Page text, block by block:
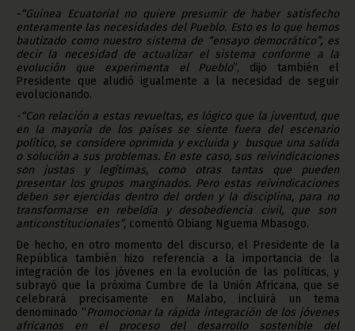
-“Guinea Ecuatorial no quiere presumir de haber satisfecho
enteramente las necesidades del Pueblo. Esto es lo que hemos
bautizado como nuestro sistema de “ensayo democrático”, es
decir la necesidad de actualizar el sistema conforme a la
evolución que experimenta el Pueblo”, dijo también el
Presidente que aludió igualmente a la necesidad de seguir
evolucionando.
-“Con relación a estas revueltas, es lógico que la juventud, que
en la mayoría de los países se siente fuera del escenario
político, se considere oprimida y excluida y busque una salida
o solución a sus problemas. En este caso, sus reivindicaciones
son justas y legítimas, como otras tantas que pueden
presentar los grupos marginados. Pero estas reivindicaciones
deben ser ejercidas dentro del orden y la disciplina, para no
transformarse en rebeldía y desobediencia civil, que son
anticonstitucionales”, comentó Obiang Nguema Mbasogo.
De hecho, en otro momento del discurso, el Presidente de la
República también hizo referencia a la importancia de la
integración de los jóvenes en la evolución de las políticas, y
subrayó que la próxima Cumbre de la Unión Africana, que se
celebrará precisamente en Malabo, incluirá un tema
denominado “Promocionar la rápida integración de los jóvenes
africanos en el proceso del desarrollo sostenible del